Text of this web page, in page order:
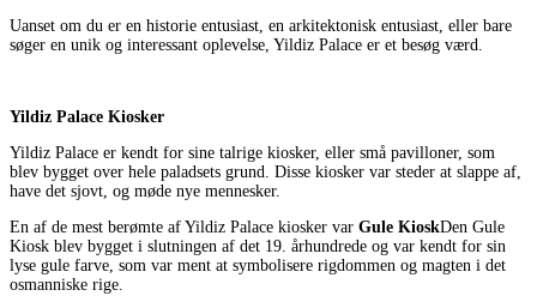
Uanset om du er en historie entusiast, en arkitektonisk entusiast, eller bare
søger en unik og interessant oplevelse, Yildiz Palace er et besøg værd.
Yildiz Palace Kiosker
Yildiz Palace er kendt for sine talrige kiosker, eller små pavilloner, som
blev bygget over hele paladsets grund. Disse kiosker var steder at slappe af,
have det sjovt, og møde nye mennesker.
En af de mest berømte af Yildiz Palace kiosker var Gule KioskDen Gule
Kiosk blev bygget i slutningen af det 19. århundrede og var kendt for sin
lyse gule farve, som var ment at symbolisere rigdommen og magten i det
osmanniske rige.